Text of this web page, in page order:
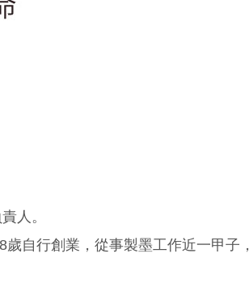
人。
自行創業，從事製墨工作近一甲子，